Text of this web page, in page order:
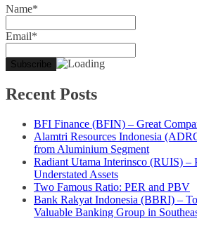
Name*
Email*
Recent Posts
BFI Finance (BFIN) – Great
Alamtri Resources Indonesia
from Aluminium Segment
Radiant Utama Interinsco (RUIS) –
Understated Assets
Two Famous Ratio: PER and PBV
Bank Rakyat Indonesia (BBRI) –
Valuable Banking Group in